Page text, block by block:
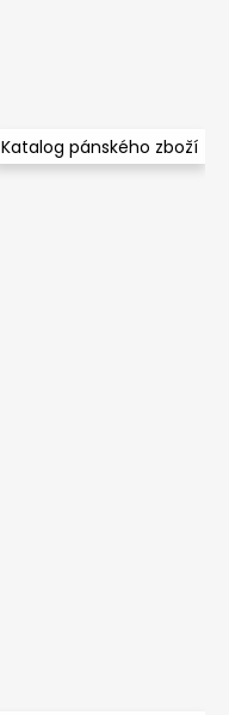
Katalog pánského zboží